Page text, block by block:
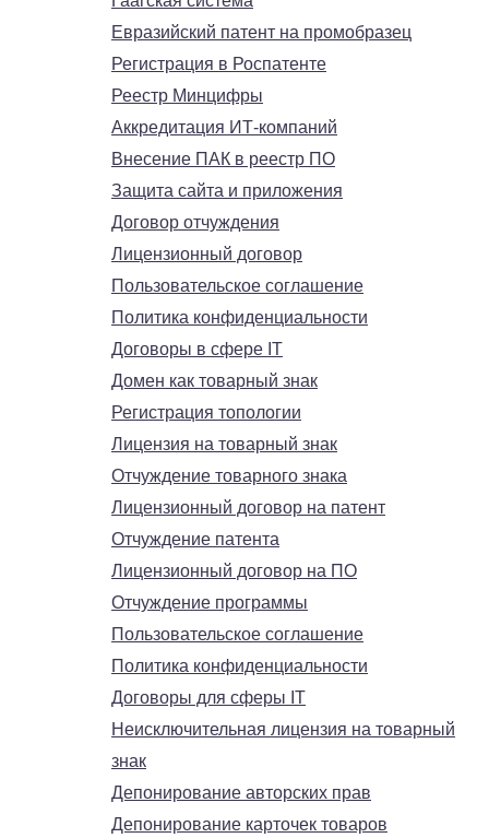
Евразийский патент на промобразец
Регистрация в Роспатенте
Реестр Минцифры
Аккредитация ИТ-компаний
Внесение ПАК в реестр ПО
Защита сайта и приложения
Договор отчуждения
Лицензионный договор
Пользовательское соглашение
Политика конфиденциальности
Договоры в сфере IT
Домен как товарный знак
Регистрация топологии
Лицензия на товарный знак
Отчуждение товарного знака
Лицензионный договор на патент
Отчуждение патента
Лицензионный договор на ПО
Отчуждение программы
Пользовательское соглашение
Политика конфиденциальности
Договоры для сферы IT
Неисключительная лицензия на товарный
знак
Депонирование авторских прав
Депонирование карточек товаров